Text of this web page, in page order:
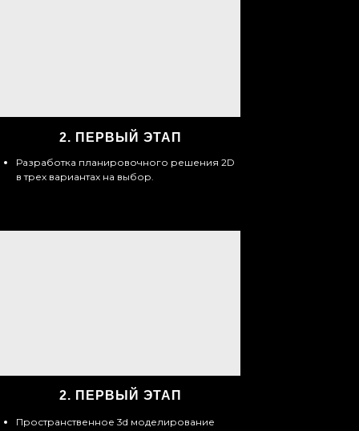
2. ПЕРВЫЙ ЭТАП
Разработка планировочного решения 2D
в трех вариантах на выбор.
2. ПЕРВЫЙ ЭТАП
Пространственное 3d моделирование